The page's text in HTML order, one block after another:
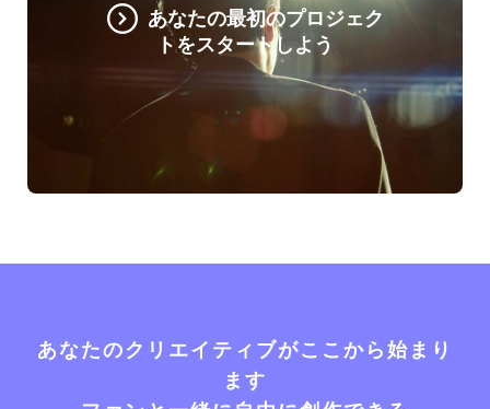
あなたの最初のプロジェク
トをスタートしよう
あなたのクリエイティブがここから始まり
ます